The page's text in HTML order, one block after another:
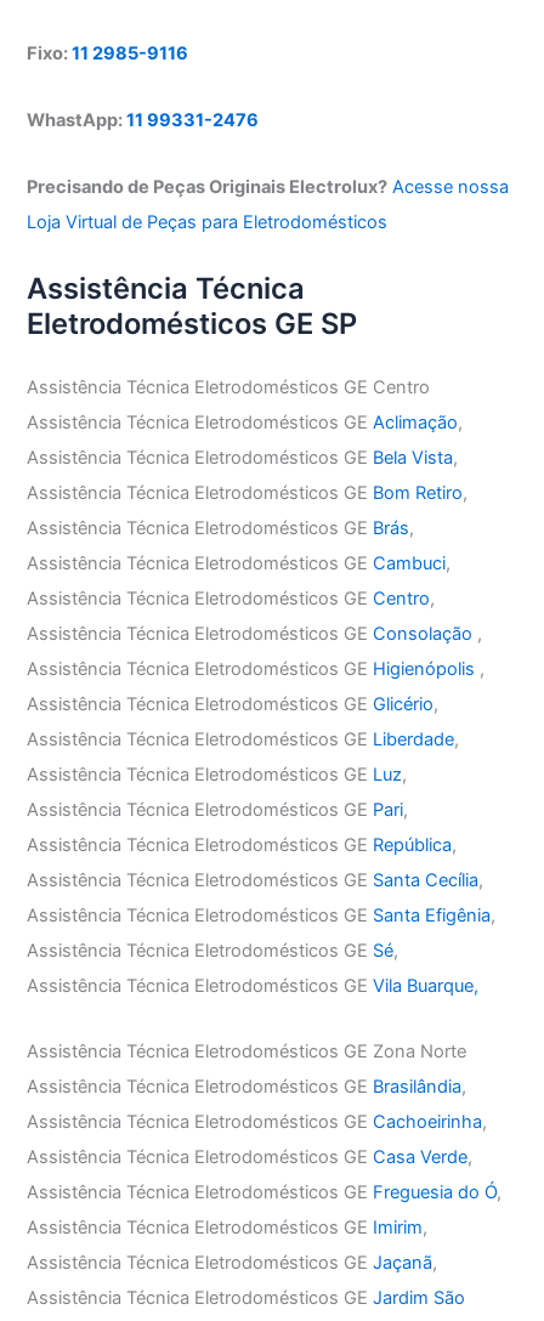
Fixo:11 2985-9116
WhastApp:11 99331-2476
Precisando de Peças Originais Electrolux? Acesse nossa
Loja Virtual de Peças para Eletrodomésticos
Assistência Técnica
Eletrodomésticos GE SP
Assistência Técnica Eletrodomésticos GE Centro
Assistência Técnica Eletrodomésticos GEAclimação,
Assistência Técnica Eletrodomésticos GE Bela Vista,
Assistência Técnica Eletrodomésticos GE Bom Retiro,
Assistência Técnica Eletrodomésticos GE Brás,
Assistência Técnica Eletrodomésticos GECambuci,
Assistência Técnica Eletrodomésticos GECentro,
Assistência Técnica Eletrodomésticos GEConsolação ,
Assistência Técnica Eletrodomésticos GE Higienópolis ,
Assistência Técnica Eletrodomésticos GEGlicério,
Assistência Técnica Eletrodomésticos GE Liberdade,
Assistência Técnica Eletrodomésticos GE Luz,
Assistência Técnica Eletrodomésticos GE Pari,
Assistência Técnica Eletrodomésticos GE República,
Assistência Técnica Eletrodomésticos GE Santa Cecília,
Assistência Técnica Eletrodomésticos GE Santa Efigênia,
Assistência Técnica Eletrodomésticos GE Sé,
Assistência Técnica Eletrodomésticos GEVila Buarque,
Assistência Técnica Eletrodomésticos GE Zona Norte
Assistência Técnica Eletrodomésticos GE Brasilândia,
Assistência Técnica Eletrodomésticos GECachoeirinha,
Assistência Técnica Eletrodomésticos GECasa Verde,
Assistência Técnica Eletrodomésticos GE Freguesia do Ó,
Assistência Técnica Eletrodomésticos GE Imirim,
Assistência Técnica Eletrodomésticos GEJaçanã,
Assistência Técnica Eletrodomésticos GEJardim São